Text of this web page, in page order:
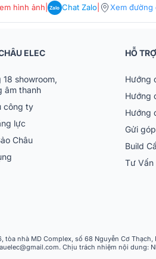
hình ảnh
Zalo Chat Zalo| Xem đường
ELEC
18 showroom,
âm thanh
công ty
lực
Châu
HỖ
Hướng
Hướng
Hướng
Gửi
Build
Tư Vấn
tòa nhà MD Complex, số 68 Nguyễn Cơ
Chịu trách nhiệm nội dung: